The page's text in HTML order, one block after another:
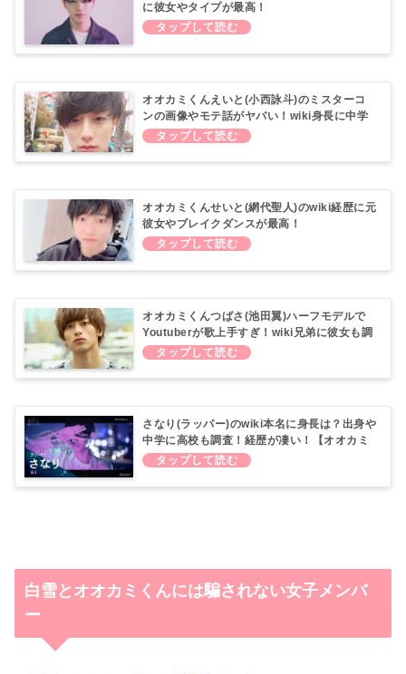
に彼女やタイプが最高！
オオカミくんえいと(小西詠斗)のミスターコ
ンの画像やモテ話がヤバい！wiki身長に中学
高校や彼女も調査！
オオカミくんせいと(網代聖人)のwiki経歴に元
彼女やブレイクダンスが最高！
オオカミくんつばさ(池田翼)ハーフモデルで
Youtuberが歌上手すぎ！wiki兄弟に彼女も調
査！
さなり(ラッパー)のwiki本名に身長は？出身や
中学に高校も調査！経歴が凄い！【オオカミ
くん】
白雪とオオカミくんには騙されない女子メンバ
ー